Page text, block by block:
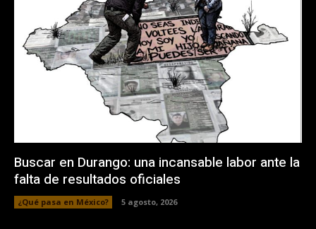
Buscar en Durango: una incansable labor ante la
falta de resultados oficiales
¿Qué pasa en México? 5 agosto, 2026